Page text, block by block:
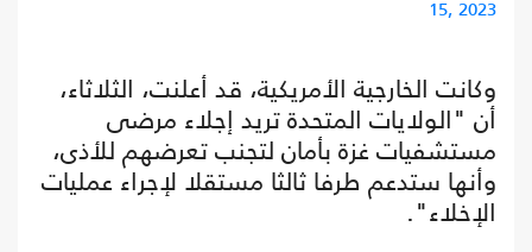
15, 2023
وكانت الخارجية الأمريكية، قد أعلنت، الثلاثاء،
أن "الولايات المتحدة تريد إجلاء مرضى
مستشفيات غزة بأمان لتجنب تعرضهم للأذى،
وأنها ستدعم طرفا ثالثا مستقلا لإجراء عمليات
الإخلاء".